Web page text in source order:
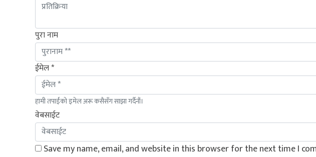
पुरा नाम
ईमेल *
हामी तपाईंको इमेल अरू कसैसँग साझा गर्दैनौं।
वेबसाईट
Save my name, email, and website in this browser for the next time I